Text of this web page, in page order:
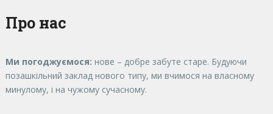
Про нас
Ми погоджуємося: нове – добре забуте старе. Будуючи
позашкільний заклад нового типу, ми вчимося на власному
минулому, і на чужому сучасному.